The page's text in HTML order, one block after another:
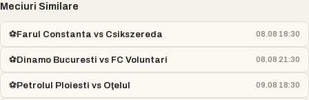
Meciuri Similare
⚽Farul Constanta vs Csikszereda 08.08 18:30
⚽Dinamo Bucuresti vs FC Voluntari 08.08 21:30
⚽Petrolul Ploiesti vs Oţelul 09.08 18:30